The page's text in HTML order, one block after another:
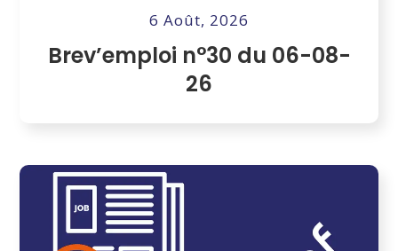
6 Août, 2026
Brev’emploi n°30 du 06-08-
26